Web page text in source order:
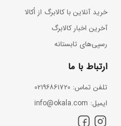
خرید آنلاین با کالابرگ از اُکالا
آخرین اخبار کالابرگ
رسپی‌های تابستانه
ارتباط با ما
ﺗﻠﻔﻦ ﺗﻤﺎس: ۰۲۱۹۶۸۶۱۷۲۰
اﯾﻤﯿﻞ: info@okala.com